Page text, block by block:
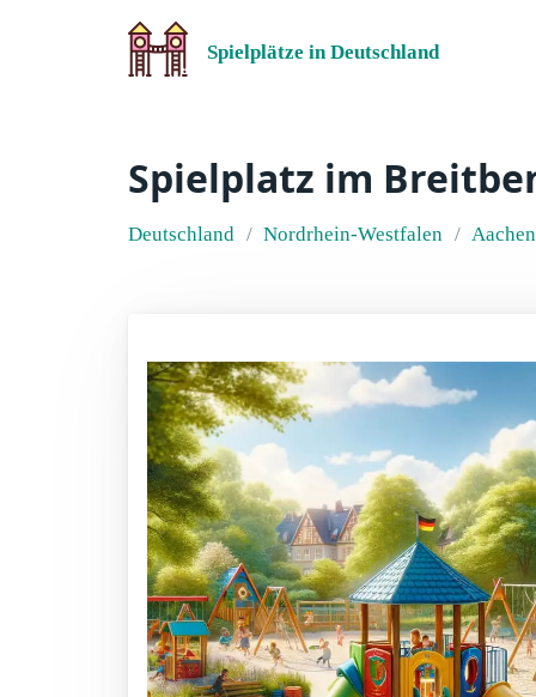
Spielplätze in Deutschland
Spielplatz im
Deutschland Nordrhein-Westfalen Aachen